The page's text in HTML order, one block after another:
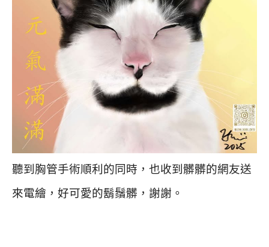
聽到胸管手術順利的同時，也收到髒髒的網友送
來電繪，好可愛的鬍鬚髒，謝謝。